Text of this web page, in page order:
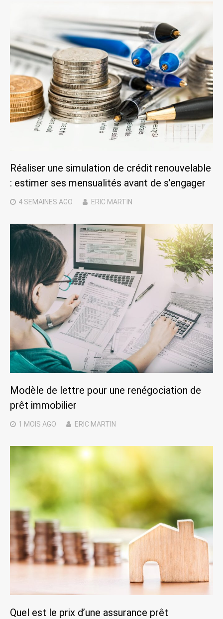
Réaliser une simulation de crédit renouvelable
: estimer ses mensualités avant de s’engager
4 SEMAINES AGO ERIC MARTIN
Modèle de lettre pour une renégociation de
prêt immobilier
1 MOIS AGO ERIC MARTIN
Quel est le prix d’une assurance prêt